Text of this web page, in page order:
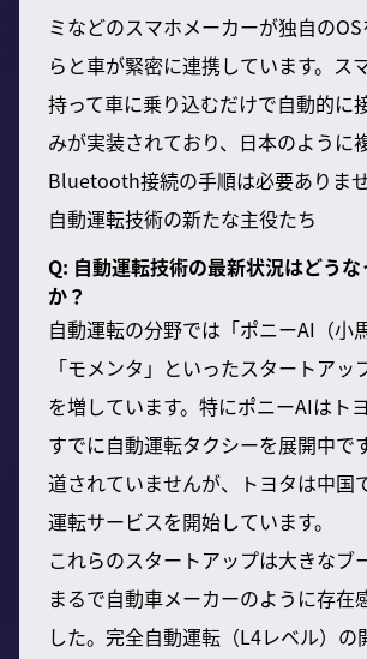
ミなどのスマホメーカーが独自の
らと車が緊密に連携しています。ス
持って車に乗り込むだけで自動的に
みが実装されており、日本のように
Bluetooth接続の手順は必要ありませ
自動運転技術の新たな主役たち
Q: 自動運転技術の最新状況はどうな
か？
自動運転の分野では「ポニーAI（小
「モメンタ」といったスタートアッ
を増しています。特にポニーAIはト
すでに自動運転タクシーを展開中で
道されていませんが、トヨタは中国
運転サービスを開始しています。
これらのスタートアップは大きなブ
まるで自動車メーカーのように存在
した。完全自動運転（L4レベル）の